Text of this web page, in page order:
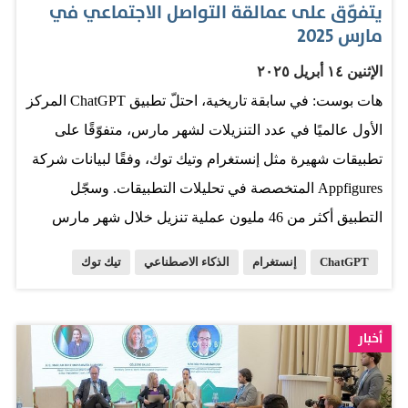
عاداتك الغذائية أو موقعك – لتحسين نتائج البحث على الويب.
أصبحت قادرة على الرجوع لسجل محادثاتك بالكامل، مما يُعد
خطوة أخرى في مساعي OpenAI للتميّز عن منافسيها مثل
Claude من Anthropic وGemini من Google، اللذين يقدمان
أيضاً مزايا مشابهة. بحسب الوثائق الرسمية، عندما…
يتفوّق على عمالقة التواصل الاجتماعي في
مارس 2025
الإثنين ١٤ أبريل ٢٠٢٥
هات بوست: في سابقة تاريخية، احتلّ تطبيق ChatGPT المركز
الأول عالميًا في عدد التنزيلات لشهر مارس، متفوّقًا على
تطبيقات شهيرة مثل إنستغرام وتيك توك، وفقًا لبيانات شركة
Appfigures المتخصصة في تحليلات التطبيقات. وسجّل
التطبيق أكثر من 46 مليون عملية تنزيل خلال شهر مارس
متقدمة أطلقتها OpenAI، من بينها قدرات مبتكرة لتوليد
الصور والصوت، بالإضافة إلى إزالة بعض القيود السابقة، مما
جعل من ChatGPT منصة تفاعلية وإبداعية متكاملة. التحوّل
ChatGPT إنستغرام الذكاء الاصطناعي تيك توك
أخبار